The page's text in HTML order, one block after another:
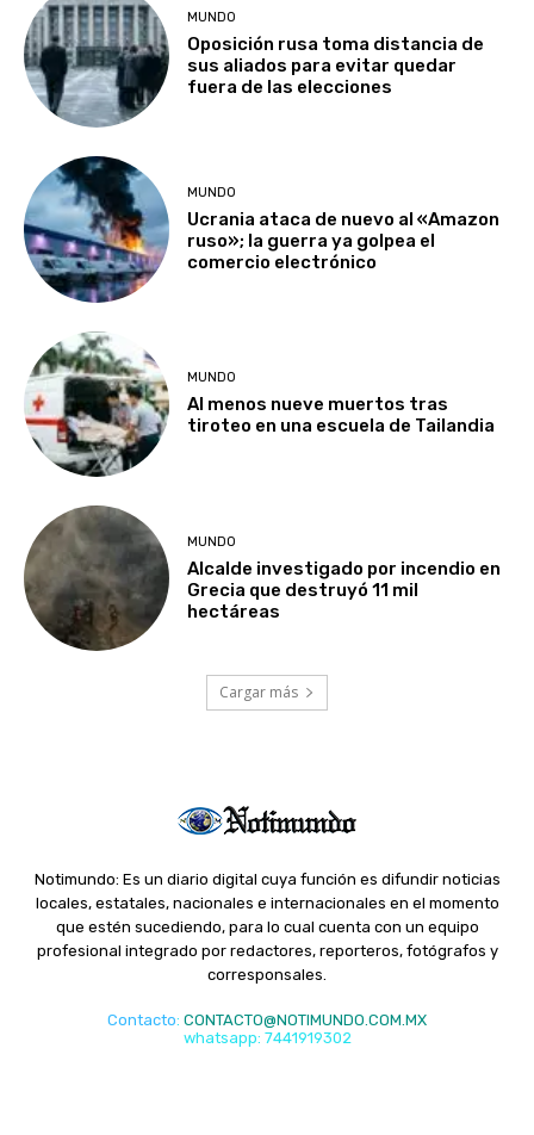
MUNDO
Oposición rusa toma distancia de
sus aliados para evitar quedar
fuera de las elecciones
MUNDO
Ucrania ataca de nuevo al «Amazon
ruso»; la guerra ya golpea el
comercio electrónico
MUNDO
Al menos nueve muertos tras
tiroteo en una escuela de Tailandia
MUNDO
Alcalde investigado por incendio en
Grecia que destruyó 11 mil
hectáreas
Cargar más
Notimundo: Es un diario digital cuya función es difundir noticias
locales, estatales, nacionales e internacionales en el momento
que estén sucediendo, para lo cual cuenta con un equipo
profesional integrado por redactores, reporteros, fotógrafos y
corresponsales.
Contacto: CONTACTO@NOTIMUNDO.COM.MX
whatsapp: 7441919302